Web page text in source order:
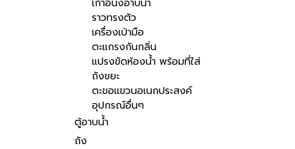
เก้าอี้นั่งอาบน้ำ
ราวทรงตัว
เครื่องเป่ามือ
ตะแกรงกันกลิ่น
แปรงขัดห้องน้ำ พร้อมที่ใส่
ถังขยะ
ตะขอแขวนอเนกประสงค์
อุปกรณ์อื่นๆ
ตู้อาบน้ำ
ถัง